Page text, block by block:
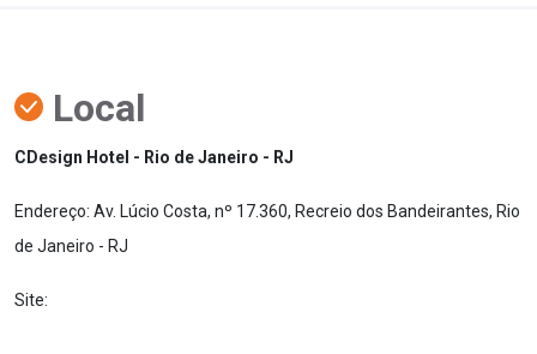
Local
CDesign Hotel - Rio de Janeiro - RJ
Endereço: Av. Lúcio Costa, nº 17.360, Recreio dos Bandeirantes, Rio
de Janeiro - RJ
Site: